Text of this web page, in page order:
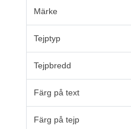
Märke
Tejptyp
Tejpbredd
Färg på text
Färg på tejp